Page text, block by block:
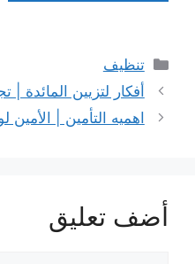
التصنيفات
تنظيف
أفكار لتزيين المائدة |
اهميه التأمين | الأمين
أضف تعليق